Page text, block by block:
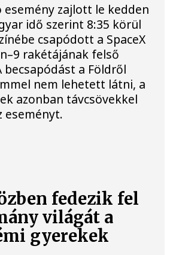
esemény zajlott le kedden
idő szerint 8:35 körül
csapódott a SpaceX
rakétájának felső
becsapódást a Földről
nem lehetett látni, a
azonban távcsövekkel
eseményt.
fedezik fel
világát a
gyerekek